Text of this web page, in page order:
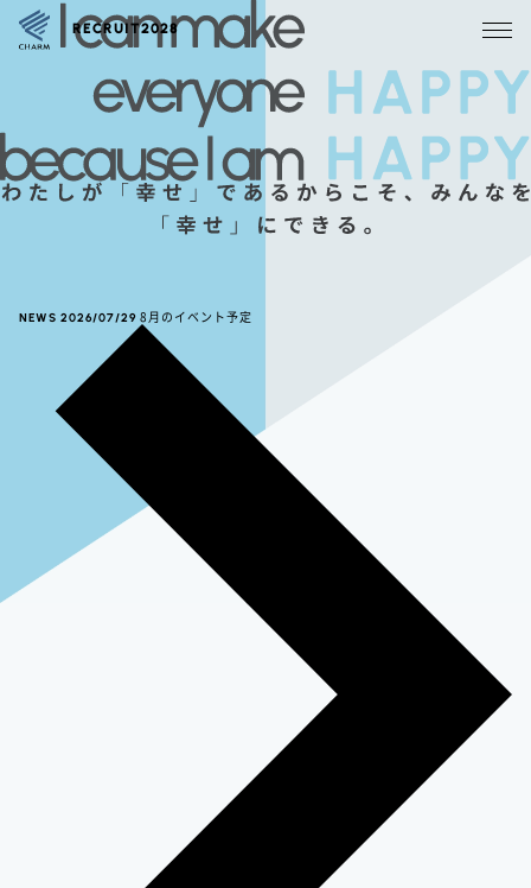
RECRUIT2028
NEWS 2026/07/29 8月のイベント予定